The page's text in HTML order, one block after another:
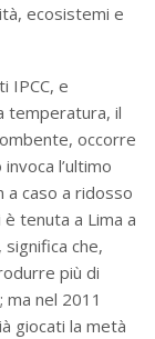
ecosistemi e
IPCC, e
temperatura, il
occorre
l’ultimo
caso a ridosso
tenuta a Lima a
che,
più di
nel 2011
giocati la metà